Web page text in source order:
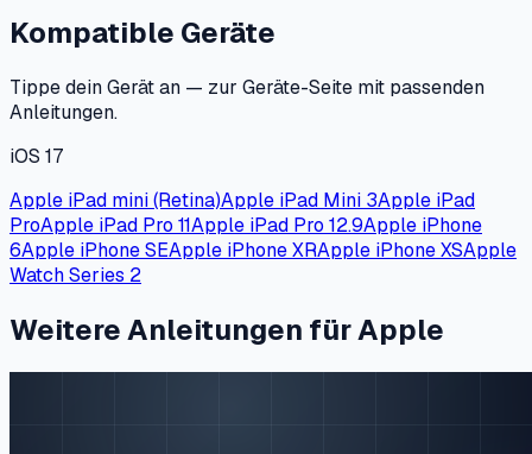
Kompatible Geräte
Tippe dein Gerät an — zur Geräte-Seite mit passenden
Anleitungen.
iOS 17
Apple iPad mini (Retina)Apple iPad Mini 3Apple iPad
ProApple iPad Pro 11Apple iPad Pro 12.9Apple iPhone
6Apple iPhone SEApple iPhone XRApple iPhone XSApple
Watch Series 2
Weitere Anleitungen für Apple